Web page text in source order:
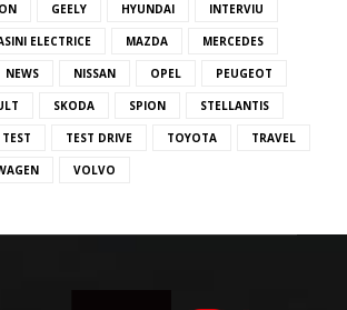
GEELY HYUNDAI INTERVIU
ELECTRICE MAZDA MERCEDES
NEWS NISSAN OPEL PEUGEOT
SKODA SPION STELLANTIS
TEST TEST DRIVE TOYOTA TRAVEL
VOLVO